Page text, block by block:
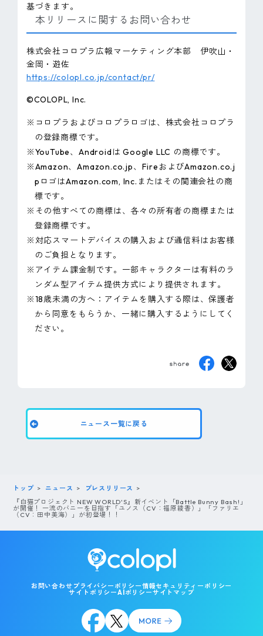
基づきます。
本リリースに関するお問い合わせ
株式会社コロプラ広報マーケティング本部 伊吹山・
金岡・遊佐
https://colopl.co.jp/contact/pr/
©COLOPL, Inc.
※コロプラおよびコロプラロゴは、株式会社コロプラ
の登録商標です。
※YouTube、Androidは Google LLC の商標です。
※Amazon、Amazon.co.jp、FireおよびAmazon.co.j
pロゴはAmazon.com, Inc.またはその関連会社の商
標です。
※その他すべての商標は、各々の所有者の商標または
登録商標です。
※対応スマートデバイスの購入および通信料はお客様
のご負担となります。
※アイテム課金制です。一部キャラクターは有料のラ
ンダム型アイテム提供方式により提供されます。
※18歳未満の方へ：アイテムを購入する際は、保護者
から同意をもらうか、一緒に購入するようにしてく
ださい。
ニュース一覧に戻る
トップ ニュース
プレスリリース
『白猫プロジェクト NEW WORLD'S』新イベント「Battle Bunny Bash!」
が開催！ 一流のバニーを目指す「ユノス（CV：福原綾香）」「ファリエ
（CV：田中美海）」が初登場！！
お問い合わせ プライバシーポリシー情報セキュリティーポリシー
サイトポリシーAIポリシーサイトマップ